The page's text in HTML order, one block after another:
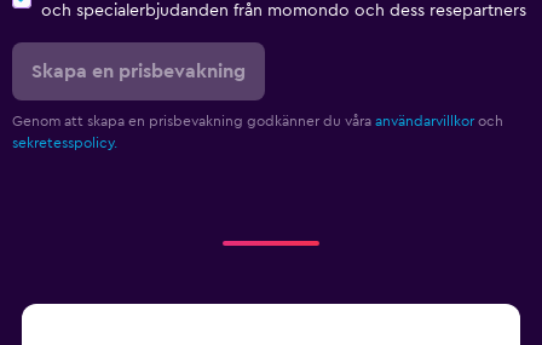
och specialerbjudanden från momondo och dess resepartners
Skapa en prisbevakning
Genom att skapa en prisbevakning godkänner du våra användarvillkor och
sekretesspolicy.